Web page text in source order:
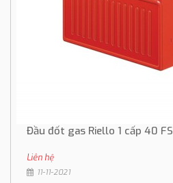
Đầu đốt gas Riello 1 cấp 40 FS
Liên hệ
11-11-2021